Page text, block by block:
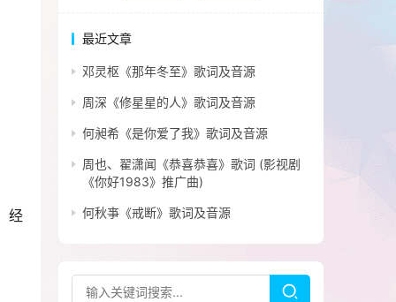
经
最近文章
邓灵枢《那年冬至》歌词及音源
周深《修星星的人》歌词及音源
何昶希《是你爱了我》歌词及音源
周也、翟潇闻《恭喜恭喜》歌词 (影视剧
《你好1983》推广曲)
何秋亊《戒断》歌词及音源